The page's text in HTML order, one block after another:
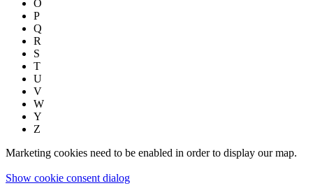
O
P
Q
R
S
T
U
V
W
Y
Z
Marketing cookies need to be enabled in order to display our map.
Show cookie consent dialog